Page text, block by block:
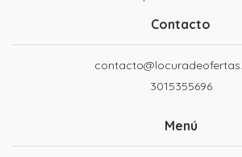
Contacto
3015355696
Menú